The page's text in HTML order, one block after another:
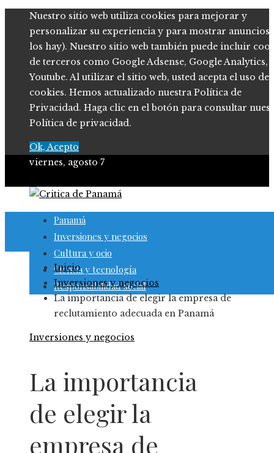
Nuestro sitio web utiliza cookies para mejorar y
personalizar su experiencia y para mostrar anuncios
los hay). Nuestro sitio web también puede incluir
de terceros como Google Adsense, Google Analytics,
Youtube. Al utilizar el sitio web, usted acepta el uso de
cookies. Hemos actualizado nuestra Política de
Privacidad. Haga clic en el botón para consultar
Política de privacidad.
Ok, Acepto
viernes, agosto 7
Panamá
Inversiones y negocios
Cultura y ocio
Ciencia y tecnología
Responsabilidad social
Inicio
Inversiones y negocios
La importancia de elegir la empresa de
reclutamiento adecuada en Panamá
Inversiones y negocios
La importancia
de elegir la
empresa de